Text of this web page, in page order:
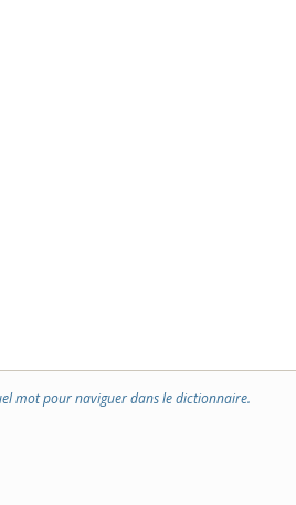
mot pour naviguer dans le dictionnaire.